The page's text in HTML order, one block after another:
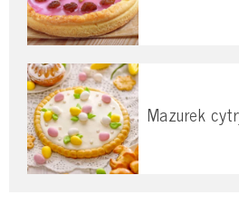
Mazurek